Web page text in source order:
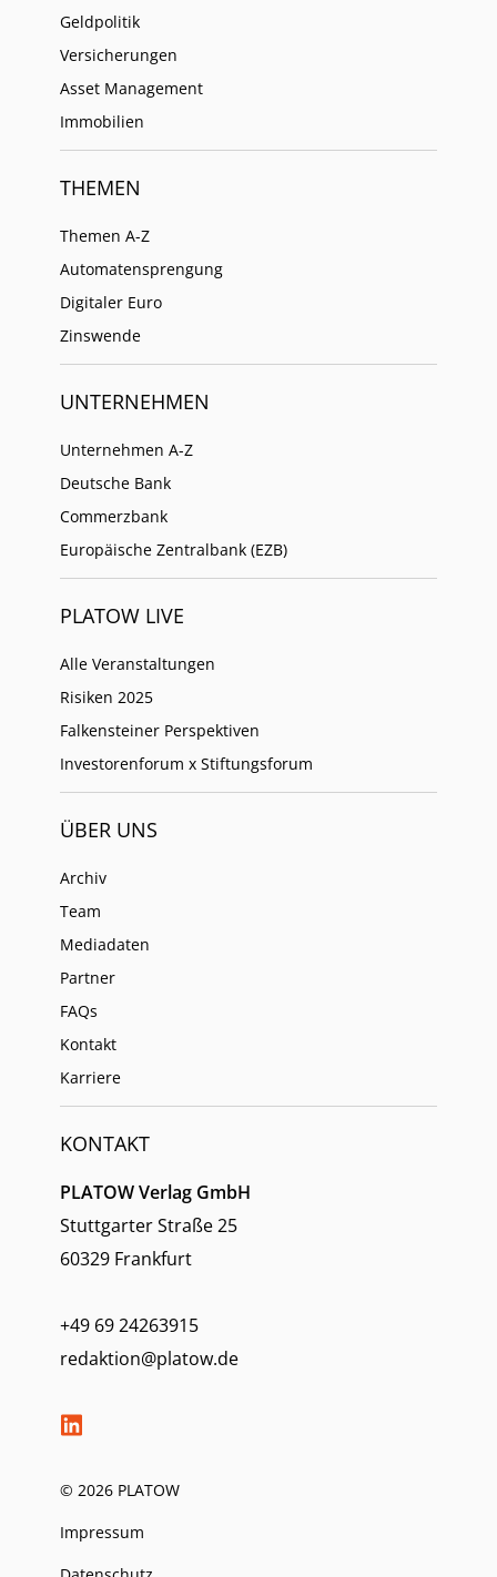
Geldpolitik
Versicherungen
Asset Management
Immobilien
THEMEN
Themen A-Z
Automatensprengung
Digitaler Euro
Zinswende
UNTERNEHMEN
Unternehmen A-Z
Deutsche Bank
Commerzbank
Europäische Zentralbank (EZB)
PLATOW LIVE
Alle Veranstaltungen
Risiken 2025
Falkensteiner Perspektiven
Investorenforum x Stiftungsforum
ÜBER UNS
Archiv
Team
Mediadaten
Partner
FAQs
Kontakt
Karriere
KONTAKT
PLATOW Verlag GmbH
Stuttgarter Straße 25
60329 Frankfurt
+49 69 24263915
redaktion@platow.de
© 2026 PLATOW
Impressum